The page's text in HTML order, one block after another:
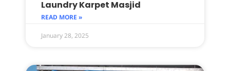
Laundry Karpet Masjid
READ MORE »
January 28, 2025